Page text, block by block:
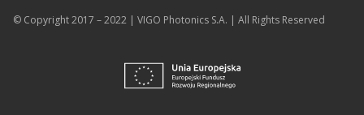
© Copyright 2017 – 2022 | VIGO Photonics S.A. | All Rights Reserved